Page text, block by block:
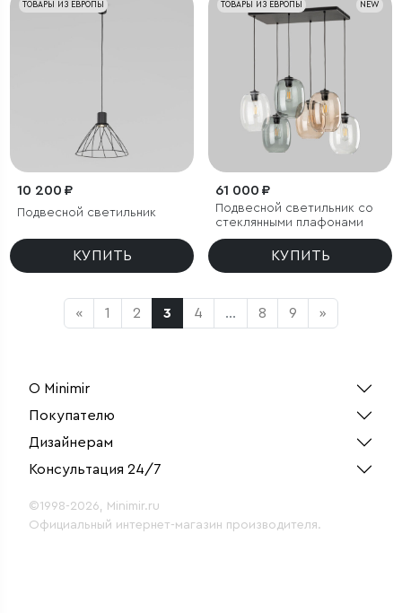
ТОВАРЫ ИЗ ЕВРОПЫ
10 200 ₽
Подвесной светильник
КУПИТЬ
NEW
ТОВАРЫ ИЗ ЕВРОПЫ
61 000 ₽
Подвесной светильник со
стеклянными плафонами
КУПИТЬ
« 1 2 3 4 ... 8 9 »
О Minimir
Покупателю
Дизайнерам
Консультация 24/7
©1998-2026, Minimir.ru
Официальный интернет-магазин производителя.